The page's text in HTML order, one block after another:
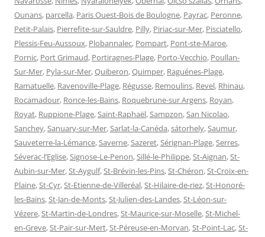
Ounans, parcella, Paris Ouest-Bois de Boulogne, Payrac, Peronne,
Petit-Palais, Pierrefite-sur-Sauldre, Pilly, Piriac-sur-Mer, Pisciatello,
Plessis-Feu-Aussoux, Plobannalec, Pompart, Pont-ste-Maroe,
Pornic, Port Grimaud, Portiragnes-Plage, Porto-Vecchio, Poullan-
Sur-Mer, Pyla-sur-Mer,Quiberon,Quimper, Raguénes-Plage,
Ramatuelle, Ravenoville-Plage, Régusse, Remoulins, Revel, Rhinau,
Rocamadour, Ronce-les-Bains, Roquebrune-sur Argens, Royan,
Royat, Ruppione-Plage,Saint-Raphaël,Sampzon,San Nicolao,
Sanchey,Sanuary-sur-Mer,Sarlat-la-Canéda,sátorhely,Saumur,
Sauveterre-la-Lémance,Saverne,Sazeret,Sérignan-Plage,Serres,
Séverac-l’Eglise,Signose-Le-Penon,Sillé-le-Philippe,St-Aignan,St-
Aubin-sur-Mer,St-Aygulf,St-Brévin-les-Pins,St-Chéron,St-Croix-en-
Plaine,St-Cyr,St-Etienne-de-Villeréal,St-Hilaire-de-riez,St-Honoré-
les-Bains,St-Jan-de-Monts,St-Julien-des-Landes,St-Léon-sur-
Vézere,St-Martin-de-Londres,St-Maurice-sur-Moselle,St-Michel-
en-Greve,St-Pair-sur-Mert,St-Péreuse-en-Morvan,St-Point-Lac,St-